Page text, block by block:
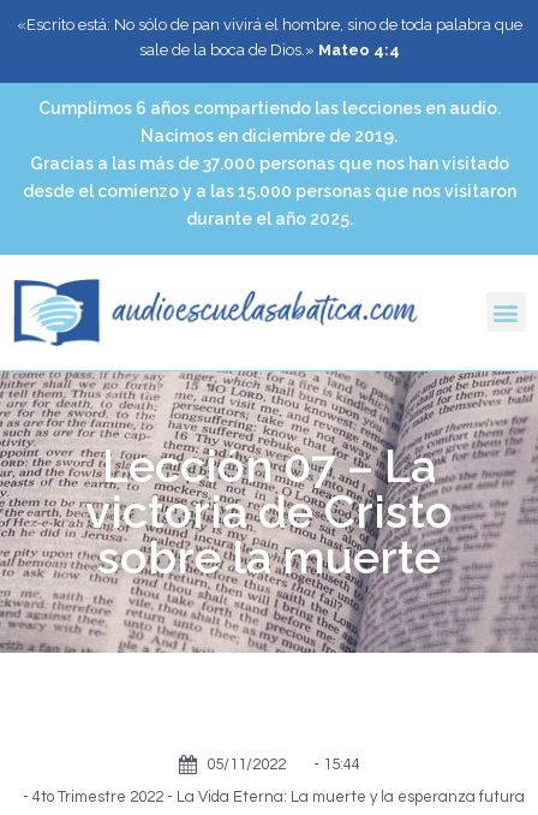
«Escrito está: No sólo de pan vivirá el hombre, sino de toda palabra que
sale de la boca de Dios.» Mateo 4:4
Cumplimos 6 años compartiendo las lecciones en audio.
Nacimos en diciembre de 2019.
Gracias a las más de 37.000 personas que nos han visitado
desde el comienzo y a las 15.000 personas que nos visitaron
durante el año 2025.
Lección 07 – La
victoria de Cristo
sobre la muerte
05/11/2022 - 15:44
- 4to Trimestre 2022 - La Vida Eterna: La muerte y la esperanza futura